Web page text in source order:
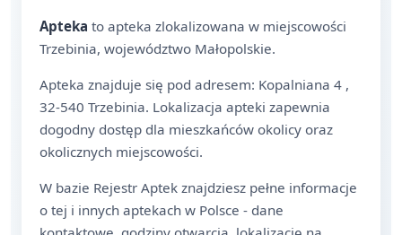
Apteka to apteka zlokalizowana w miejscowości
Trzebinia, województwo Małopolskie.
Apteka znajduje się pod adresem: Kopalniana 4 ,
32-540 Trzebinia. Lokalizacja apteki zapewnia
dogodny dostęp dla mieszkańców okolicy oraz
okolicznych miejscowości.
W bazie Rejestr Aptek znajdziesz pełne informacje
o tej i innych aptekach w Polsce - dane